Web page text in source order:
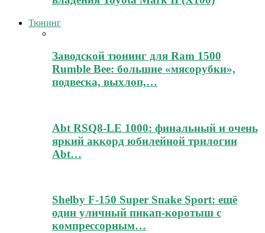
Тюнинг
Заводской тюнинг для Ram 1500
Rumble Bee: большие «мясорубки»,
подвеска, выхлоп,…
Abt RSQ8-LE 1000: финальный и очень
яркий аккорд юбилейной трилогии
Abt…
Shelby F-150 Super Snake Sport: ещё
один уличный пикап-коротыш с
компрессорным…